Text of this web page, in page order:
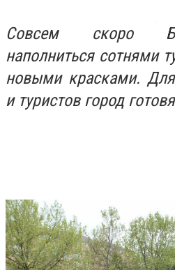
Совсем скоро
наполниться сотнями
новыми красками.
и туристов город